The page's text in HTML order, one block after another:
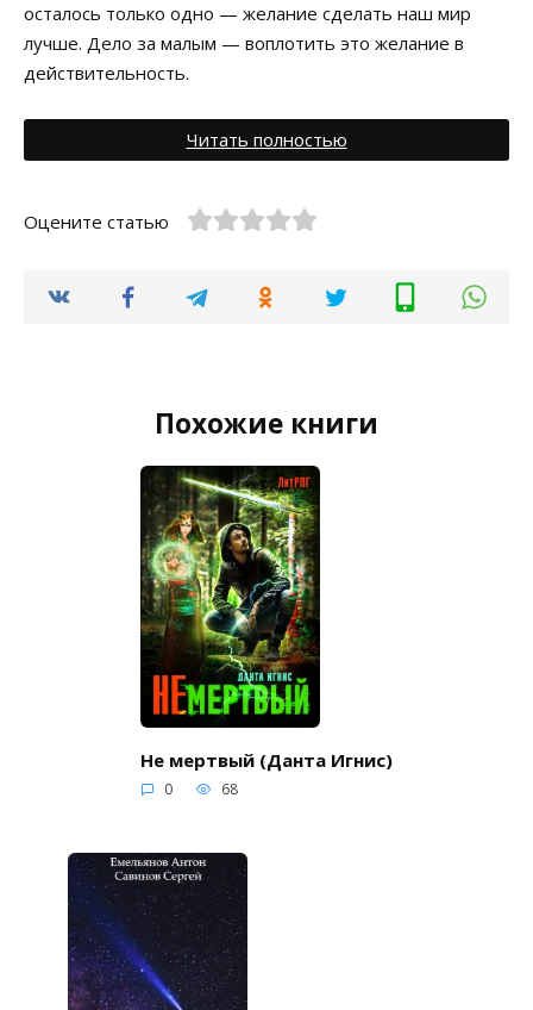
осталось только одно — желание сделать наш мир
лучше. Дело за малым — воплотить это желание в
действительность.
Читать полностью
Оцените статью
Похожие книги
Не мертвый (Данта Игнис)
0 68